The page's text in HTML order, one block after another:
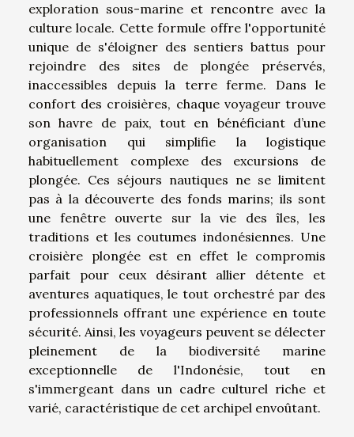
exploration sous-marine et rencontre avec la
culture locale. Cette formule offre l'opportunité
unique de s'éloigner des sentiers battus pour
rejoindre des sites de plongée préservés,
inaccessibles depuis la terre ferme. Dans le
confort des croisières, chaque voyageur trouve
son havre de paix, tout en bénéficiant d’une
organisation qui simplifie la logistique
habituellement complexe des excursions de
plongée. Ces séjours nautiques ne se limitent
pas à la découverte des fonds marins; ils sont
une fenêtre ouverte sur la vie des îles, les
traditions et les coutumes indonésiennes. Une
croisière plongée est en effet le compromis
parfait pour ceux désirant allier détente et
aventures aquatiques, le tout orchestré par des
professionnels offrant une expérience en toute
sécurité. Ainsi, les voyageurs peuvent se délecter
pleinement de la biodiversité marine
exceptionnelle de l'Indonésie, tout en
s'immergeant dans un cadre culturel riche et
varié, caractéristique de cet archipel envoûtant.